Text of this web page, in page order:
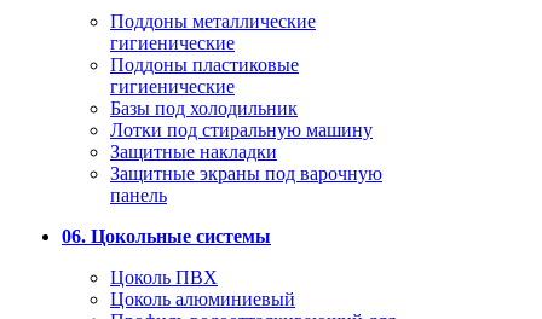
Поддоны металлические
гигиенические
Поддоны пластиковые
гигиенические
Базы под холодильник
Лотки под стиральную машину
Защитные накладки
Защитные экраны под варочную
панель
06. Цокольные системы
Цоколь ПВХ
Цоколь алюминиевый